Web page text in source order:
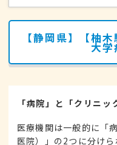
【静岡県】【柚
大学
「病院」と「クリニ
医療機関は一般的に「
医院）」の2つに分け